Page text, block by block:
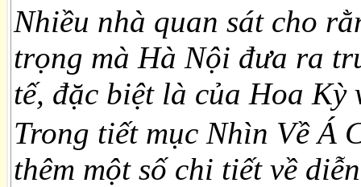
Nhiều nhà quan sát cho
trọng mà Hà Nội đưa ra
tế, đặc biệt là của Hoa Kỳ
Trong tiết mục Nhìn Về Á
thêm một số chi tiết về